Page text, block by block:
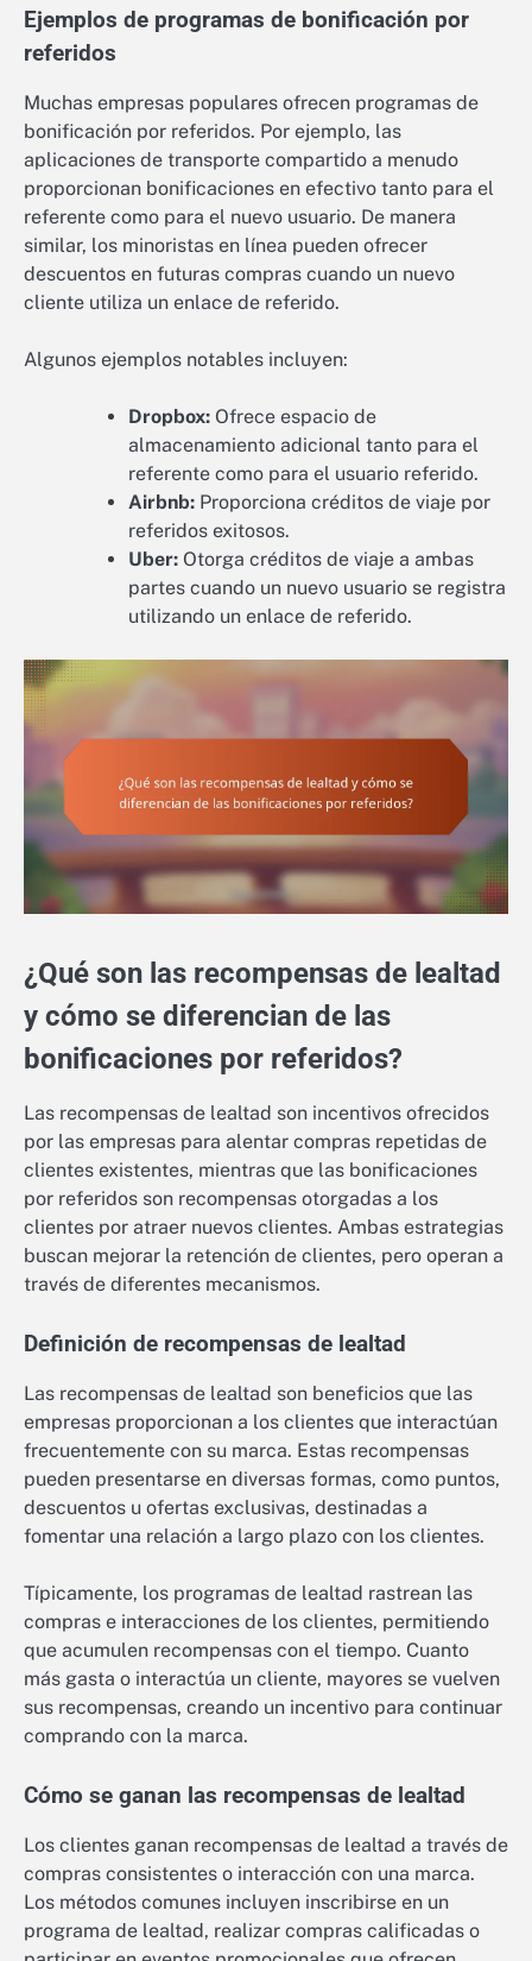
Ejemplos de programas de bonificación por
referidos
Muchas empresas populares ofrecen programas de
bonificación por referidos. Por ejemplo, las
aplicaciones de transporte compartido a menudo
proporcionan bonificaciones en efectivo tanto para el
referente como para el nuevo usuario. De manera
similar, los minoristas en línea pueden ofrecer
descuentos en futuras compras cuando un nuevo
cliente utiliza un enlace de referido.
Algunos ejemplos notables incluyen:
Dropbox: Ofrece espacio de
almacenamiento adicional tanto para el
referente como para el usuario referido.
Airbnb: Proporciona créditos de viaje por
referidos exitosos.
Uber: Otorga créditos de viaje a ambas
partes cuando un nuevo usuario se registra
utilizando un enlace de referido.
¿Qué son las recompensas de lealtad
y cómo se diferencian de las
bonificaciones por referidos?
Las recompensas de lealtad son incentivos ofrecidos
por las empresas para alentar compras repetidas de
clientes existentes, mientras que las bonificaciones
por referidos son recompensas otorgadas a los
clientes por atraer nuevos clientes. Ambas estrategias
buscan mejorar la retención de clientes, pero operan a
través de diferentes mecanismos.
Definición de recompensas de lealtad
Las recompensas de lealtad son beneficios que las
empresas proporcionan a los clientes que interactúan
frecuentemente con su marca. Estas recompensas
pueden presentarse en diversas formas, como puntos,
descuentos u ofertas exclusivas, destinadas a
fomentar una relación a largo plazo con los clientes.
Típicamente, los programas de lealtad rastrean las
compras e interacciones de los clientes, permitiendo
que acumulen recompensas con el tiempo. Cuanto
más gasta o interactúa un cliente, mayores se vuelven
sus recompensas, creando un incentivo para continuar
comprando con la marca.
Cómo se ganan las recompensas de lealtad
Los clientes ganan recompensas de lealtad a través de
compras consistentes o interacción con una marca.
Los métodos comunes incluyen inscribirse en un
programa de lealtad, realizar compras calificadas o